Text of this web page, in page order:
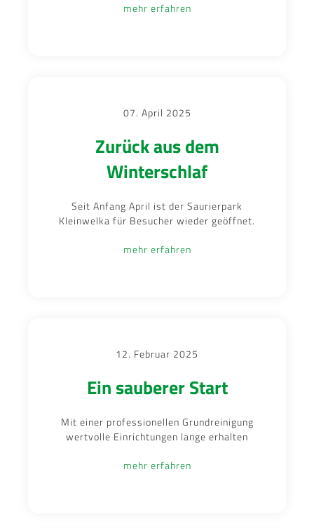
mehr erfahren
07. April 2025
Zurück aus dem
Winterschlaf
Seit Anfang April ist der Saurierpark
Kleinwelka für Besucher wieder geöffnet.
mehr erfahren
12. Februar 2025
Ein sauberer Start
Mit einer professionellen Grundreinigung
wertvolle Einrichtungen lange erhalten
mehr erfahren